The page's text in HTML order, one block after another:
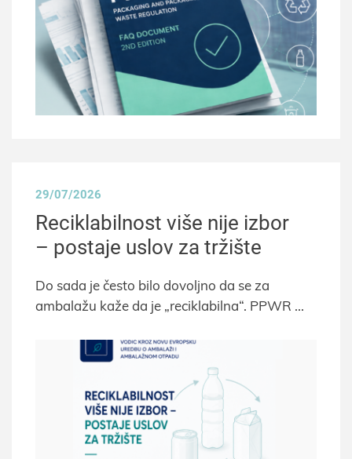
29/07/2026
Reciklabilnost više nije izbor
– postaje uslov za tržište
Do sada je često bilo dovoljno da se za
ambalažu kaže da je „reciklabilna“. PPWR